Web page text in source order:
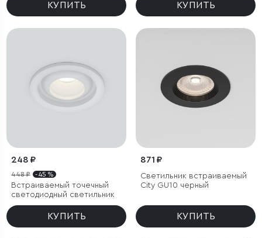
КУПИТЬ КУПИТЬ
248 ₽
448 ₽ - 45 %
Встраиваемый точечный
светодиодный светильник
КУПИТЬ
871 ₽
Светильник встраиваемый
City GU10 черный
КУПИТЬ